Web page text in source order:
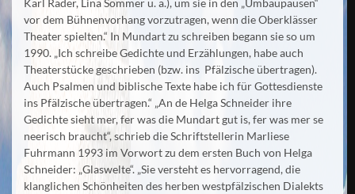
vor dem Bühnenvorhang vorzutragen, wenn die Oberklässer
Theater spielten.“ In Mundart zu schreiben begann sie so um
1990. „Ich schreibe Gedichte und Erzählungen, habe auch
Theaterstücke geschrieben (bzw. ins Pfälzische übertragen).
Auch Psalmen und biblische Texte habe ich für Gottesdienste
ins Pfälzische übertragen.“ „An de Helga Schneider ihre
Gedichte sieht mer, fer was die Mundart gut is, fer was mer se
neerisch braucht“, schrieb die Schriftstellerin Marliese
Fuhrmann 1993 im Vorwort zu dem ersten Buch von Helga
Schneider: „Glaswelte“. „Sie versteht es hervorragend, die
klanglichen Schönheiten des herben westpfälzischen Dialekts